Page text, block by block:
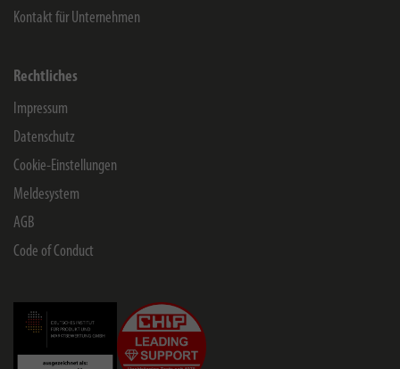
Kontakt für Unternehmen
Rechtliches
Impressum
Datenschutz
Cookie-Einstellungen
Meldesystem
AGB
Code of Conduct